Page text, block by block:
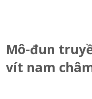
Mô-đun
vít nam